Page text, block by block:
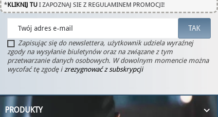
*KLIKNIJ TU I ZAPOZNAJ SIE Z REGULAMINEM PROMOCJI!
Zapisując się do newslettera, użytkownik udziela wyraźnej
zgody na wysyłanie biuletynów oraz na związane z tym
przetwarzanie danych osobowych. W dowolnym momencie można
wycofać tę zgodę i zrezygnować z subskrypcji
PRODUKTY 